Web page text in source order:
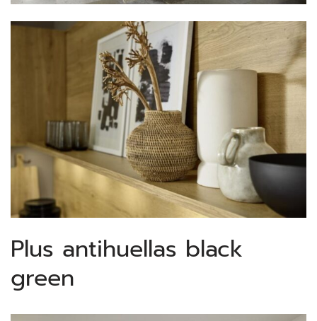
Plus antihuellas black
green